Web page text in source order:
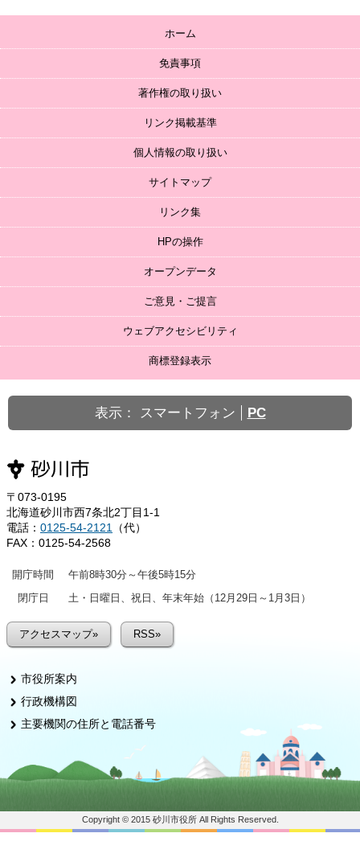
ホーム
免責事項
著作権の取り扱い
リンク掲載基準
個人情報の取り扱い
サイトマップ
リンク集
HPの操作
オープンデータ
ご意見・ご提言
ウェブアクセシビリティ
商標登録表示
表示： スマートフォン PC
〒073-0195
北海道砂川市西7条北2丁目1-1
電話： 0125-54-2121
（代）
FAX：0125-54-2568
開庁時間
午前8時30分～午後5時15分
閉庁日
土・日曜日、祝日、年末年始（12月29日～1月3日）
アクセスマップ» RSS»
市役所案内
行政機構図
主要機関の住所と電話番号
Copyright © 2015 砂川市役所 All Rights Reserved.